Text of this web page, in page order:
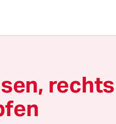
Mattarella
Bewegung und
Vorsitzender Matteo
Tag seines Amts fuhr er
beugen und zu
sagt“, erklärte
rechts